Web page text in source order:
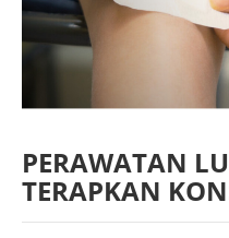
PERAWATAN
TERAPKAN